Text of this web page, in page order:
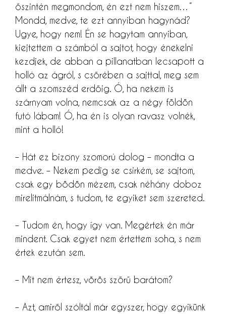
őszintén megmondom, én ezt nem hiszem…”
Mondd, medve, te ezt annyiban hagynád?
Ugye, hogy nem! Én se hagytam annyiban,
kiejtettem a számból a sajtot, hogy énekelni
kezdjek, de abban a pillanatban lecsapott a
holló az ágról, s csőrében a sajttal, meg sem
állt a szomszéd erdőig. Ó, ha nekem is
szárnyam volna, nemcsak az a négy földön
futó lábam! Ó, ha én is olyan ravasz volnék,
mint a holló!
– Hát ez bizony szomorú dolog – mondta a
medve. – Nekem pedig se csirkém, se sajtom,
csak egy bödön mézem, csak néhány doboz
mirelitmálnám, s tudom, te egyiket sem szereted.
– Tudom én, hogy így van. Megértek én már
mindent. Csak egyet nem értettem soha, s nem
értek ezután sem.
– Mit nem értesz, vörös szőrű barátom?
– Azt, amiről szóltál már egyszer, hogy egyikünk